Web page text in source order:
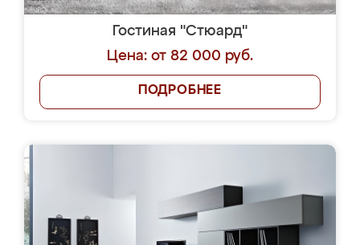
Гостиная "Стюард"
Цена: от 82 000 руб.
ПОДРОБНЕЕ